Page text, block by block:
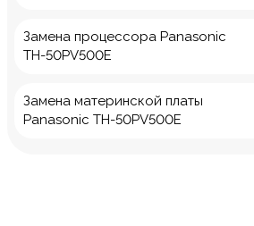
Замена процессора Panasonic
TH-50PV500E
Замена материнской платы
Panasonic TH-50PV500E